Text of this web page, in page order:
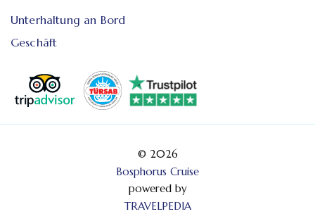
Unterhaltung an Bord
Geschäft
© 2026
Bosphorus Cruise
powered by
TRAVELPEDIA